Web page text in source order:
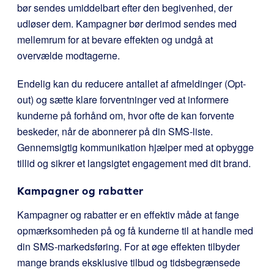
bør sendes umiddelbart efter den begivenhed, der
udløser dem. Kampagner bør derimod sendes med
mellemrum for at bevare effekten og undgå at
overvælde modtagerne.
Endelig kan du reducere antallet af afmeldinger (Opt-
out) og sætte klare forventninger ved at informere
kunderne på forhånd om, hvor ofte de kan forvente
beskeder, når de abonnerer på din SMS-liste.
Gennemsigtig kommunikation hjælper med at opbygge
tillid og sikrer et langsigtet engagement med dit brand.
Kampagner og rabatter
Kampagner og rabatter er en effektiv måde at fange
opmærksomheden på og få kunderne til at handle med
din SMS-markedsføring. For at øge effekten tilbyder
mange brands eksklusive tilbud og tidsbegrænsede